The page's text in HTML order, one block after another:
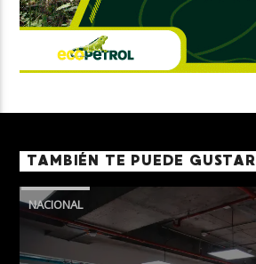
TAMBIÉN TE PUEDE GUSTAR
NACIONAL